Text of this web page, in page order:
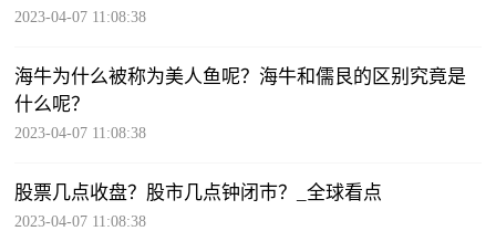
2023-04-07 11:08:38
海牛为什么被称为美人鱼呢？海牛和儒艮的区别究竟是
什么呢？
2023-04-07 11:08:38
股票几点收盘？股市几点钟闭巿？_全球看点
2023-04-07 11:08:38